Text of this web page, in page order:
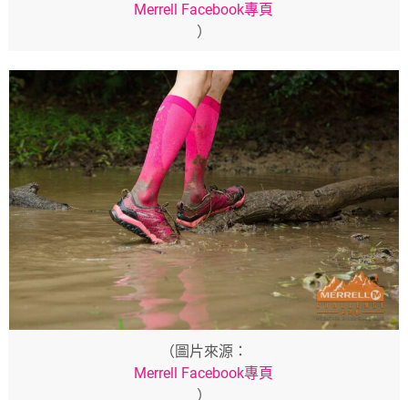
Merrell Facebook專頁
）
（圖片來源：
Merrell Facebook專頁
）